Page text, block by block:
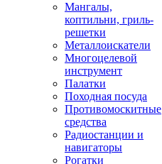
Мангалы,
коптильни, гриль-
решетки
Металлоискатели
Многоцелевой
инструмент
Палатки
Походная посуда
Противомоскитные
средства
Радиостанции и
навигаторы
Рогатки